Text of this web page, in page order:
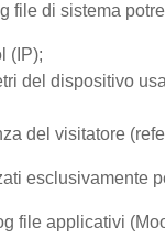
file di sistema
(IP);
del dispositivo
del visitatore
esclusivamente
file applicativi